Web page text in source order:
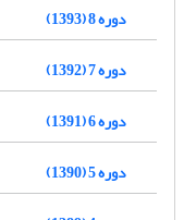
دوره 8 (1393)
دوره 7 (1392)
دوره 6 (1391)
دوره 5 (1390)